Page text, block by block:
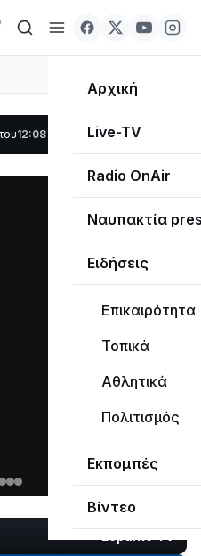
Αρχική
Live-TV
Radio OnAir
Ναυπακτία
Ειδήσεις
Επικαιρότητα
Τοπικά
Αθλητικά
Πολιτισμός
Εκπομπές
Βίντεο
Σε τροχιά υλοποίησης η Παράκαμψη